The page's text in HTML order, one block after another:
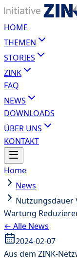
HOME
THEMEN
STORIES
ZINK
FAQ
NEWS
DOWNLOADS
ÜBER UNS
KONTAKT
Home
News
Nutzungsdauer
Wartung
← Alle News
2024-02-07
Aus dem ZINK-